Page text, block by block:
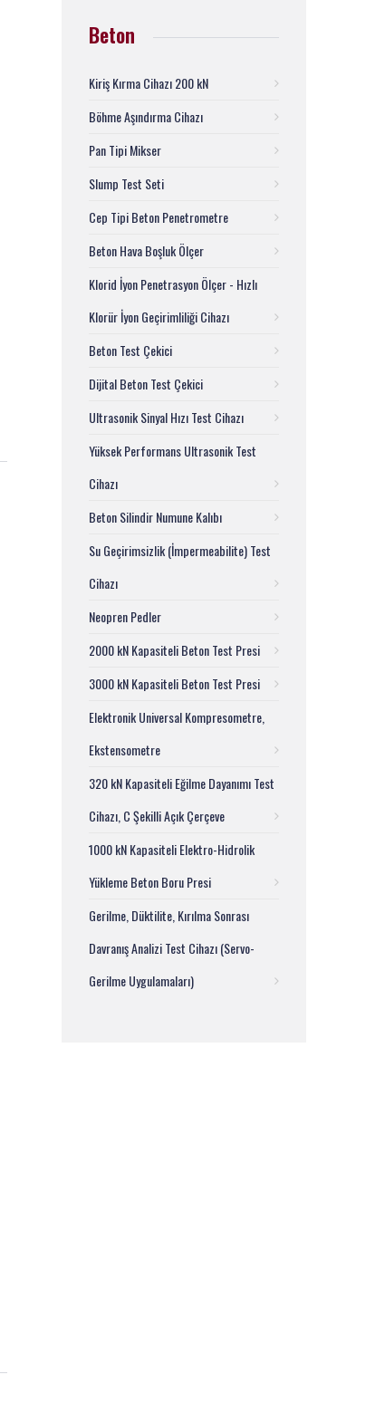
Beton
Kiriş Kırma Cihazı 200 kN
Böhme Aşındırma Cihazı
Pan Tipi Mikser
Slump Test Seti
Cep Tipi Beton Penetrometre
Beton Hava Boşluk Ölçer
Klorid İyon Penetrasyon Ölçer - Hızlı
Klorür İyon Geçirimliliği Cihazı
Beton Test Çekici
Dijital Beton Test Çekici
Ultrasonik Sinyal Hızı Test Cihazı
Yüksek Performans Ultrasonik Test
Cihazı
Beton Silindir Numune Kalıbı
Su Geçirimsizlik (İmpermeabilite) Test
Cihazı
Neopren Pedler
2000 kN Kapasiteli Beton Test Presi
3000 kN Kapasiteli Beton Test Presi
Elektronik Universal Kompresometre,
Ekstensometre
320 kN Kapasiteli Eğilme Dayanımı Test
Cihazı, C Şekilli Açık Çerçeve
1000 kN Kapasiteli Elektro-Hidrolik
Yükleme Beton Boru Presi
Gerilme, Düktilite, Kırılma Sonrası
Davranış Analizi Test Cihazı (Servo-
Gerilme Uygulamaları)